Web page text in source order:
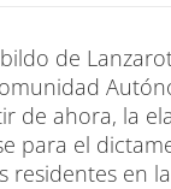
de
de ahora, la
para el
residentes en